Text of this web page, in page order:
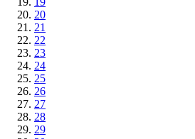
20
21
22
23
24
25
26
27
28
29